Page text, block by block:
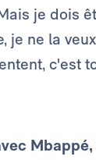
je dois
ne la
c'est